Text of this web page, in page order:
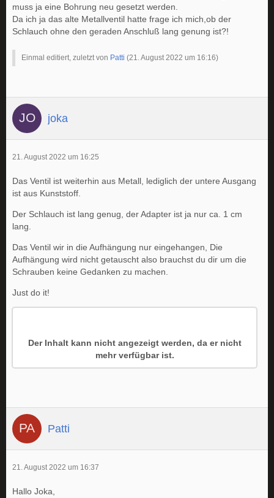
muss ja eine Bohrung neu gesetzt werden.
Da ich ja das alte Metallventil hatte frage ich mich,ob der
Schlauch ohne den geraden Anschluß lang genung ist?!
Einmal editiert, zuletzt von Patti (21. August 2022 um 16:16)
joka
21. August 2022 um 16:25
Das Ventil ist weiterhin aus Metall, lediglich der untere Ausgang
ist aus Kunststoff.
Der Schlauch ist lang genug, der Adapter ist ja nur ca. 1 cm
lang.
Das Ventil wir in die Aufhängung nur eingehangen, Die
Aufhängung wird nicht getauscht also brauchst du dir um die
Schrauben keine Gedanken zu machen.
Just do it!
Der Inhalt kann nicht angezeigt werden, da er nicht
mehr verfügbar ist.
Patti
21. August 2022 um 16:37
Hallo Joka,